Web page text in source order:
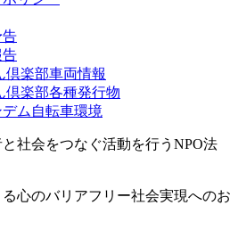
楽部車両情報
楽部各種発行物
ム自転車環境
社会をつなぐ活動を行うNPO法
心のバリアフリー社会実現へのお